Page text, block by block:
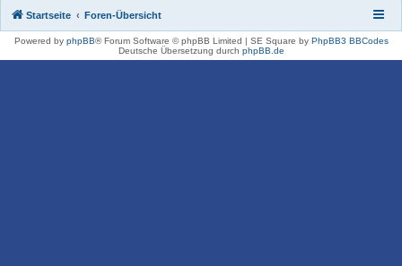
Startseite Foren-Übersicht
Powered by phpBB® Forum Software © phpBB Limited | SE Square by PhpBB3 BBCodes
Deutsche Übersetzung durch phpBB.de